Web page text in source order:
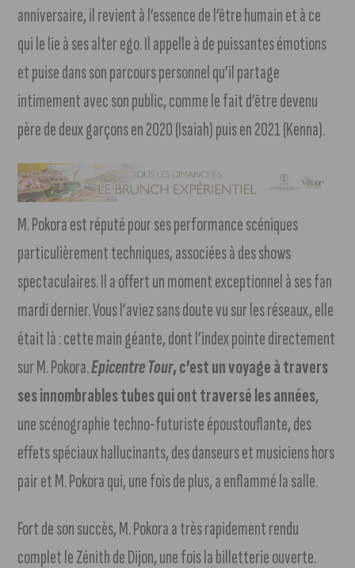
anniversaire, il revient à l’essence de l’être humain et à ce
qui le lie à ses alter ego. Il appelle à de puissantes émotions
et puise dans son parcours personnel qu’il partage
intimement avec son public, comme le fait d’être devenu
père de deux garçons en 2020 (Isaiah) puis en 2021 (Kenna).
M. Pokora est réputé pour ses performance scéniques
particulièrement techniques, associées à des shows
spectaculaires. Il a offert un moment exceptionnel à ses fan
mardi dernier. Vous l’aviez sans doute vu sur les réseaux, elle
était là : cette main géante, dont l’index pointe directement
sur M. Pokora.Epicentre Tour, c’est un voyage à travers
ses innombrables tubes qui ont traversé les années,
une scénographie techno-futuriste époustouflante, des
effets spéciaux hallucinants, des danseurs et musiciens hors
pair et M. Pokora qui, une fois de plus, a enflammé la salle.
Fort de son succès, M. Pokora a très rapidement rendu
complet le Zénith de Dijon, une fois la billetterie ouverte.